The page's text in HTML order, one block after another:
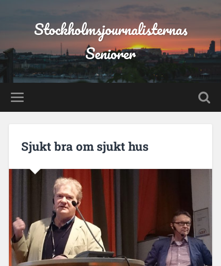
Stockholmsjournalisternas
Seniorer
Sjukt bra om sjukt hus